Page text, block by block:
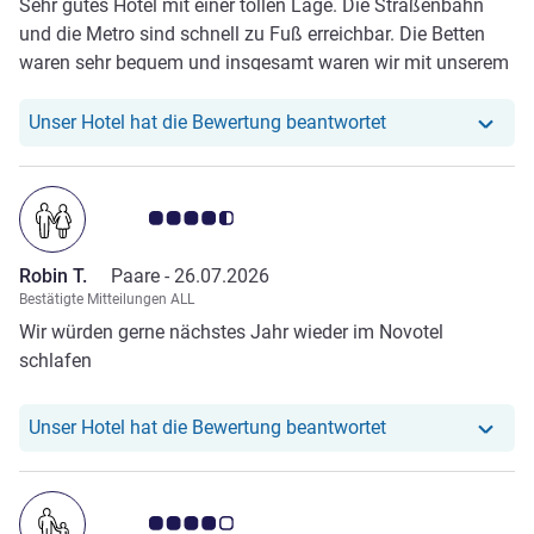
Sehr gutes Hotel mit einer tollen Lage. Die Straßenbahn
und die Metro sind schnell zu Fuß erreichbar. Die Betten
waren sehr bequem und insgesamt waren wir mit unserem
Unser Hotel hat die Bewertung beantwortetUnser Hotel hat
Note Kundenmeinungen 4.5/5
Robin T. Paare - 26.07.2026
Bestätigte Mitteilungen ALL
Wir würden gerne nächstes Jahr wieder im Novotel
schlafen
Unser Hotel hat die Bewertung beantwortetUnser Hotel hat
Note Kundenmeinungen 4.0/5